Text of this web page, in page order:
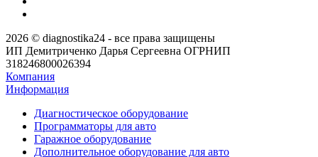
2026 © diagnostika24 - все права защищены
ИП Демитриченко Дарья Сергеевна ОГРНИП
318246800026394
Компания
Информация
Диагностическое оборудование
Программаторы для авто
Гаражное оборудование
Дополнительное оборудование для авто